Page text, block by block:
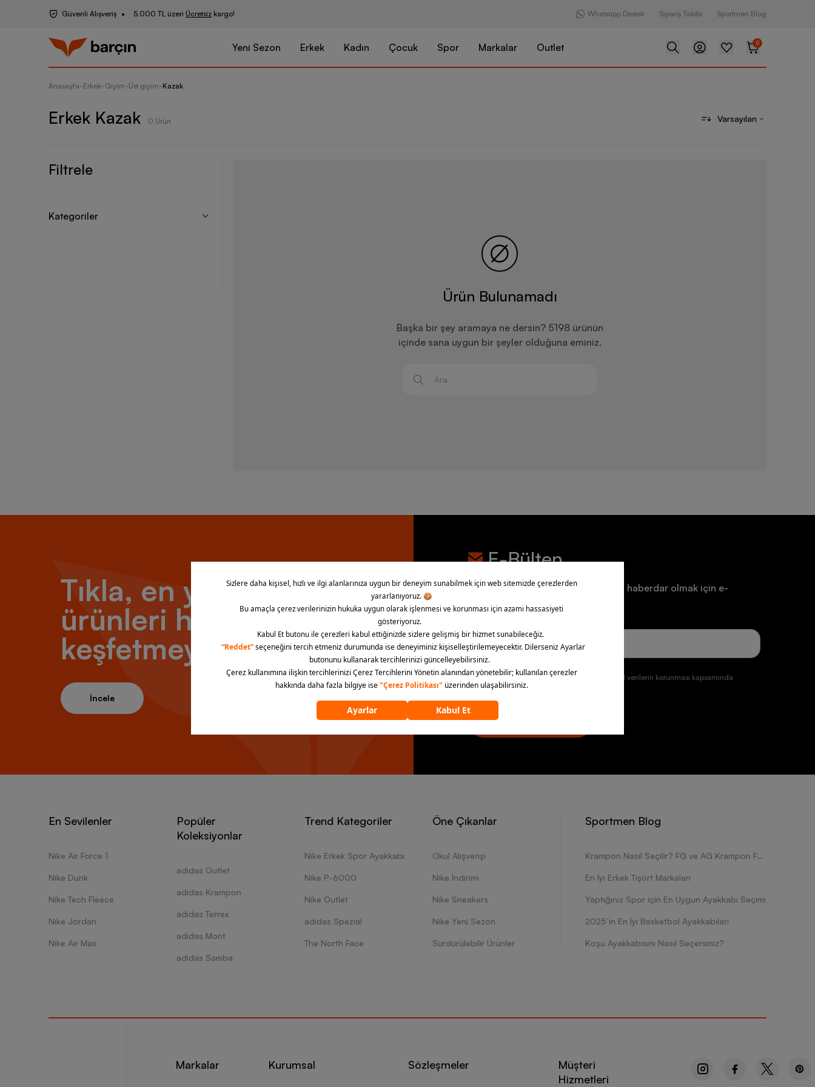
Güvenli Alışveriş 5.000 TL üzeri Ücretsiz kargo! Whatsapp Destek Sipariş Takibi Sportmen Blog
Yeni Sezon Erkek Kadın Çocuk Spor Markalar Outlet 0
Anasayfa-Erkek-Giyim-Üst giyim-Kazak
Erkek Kazak 0 Ürün Varsayılan
Filtrele
Kategoriler
Ürün Bulunamadı
Başka bir şey aramaya ne dersin? 5198 ürünün
içinde sana uygun bir şeyler olduğuna eminiz.
Ara
Tıkla, en yeni
ürünleri hemen
keşfetmeye başla!
İncele
E-Bülten
İndirim, kampanya ve duyurulardan haberdar olmak için e-
bültene abone olun.
“E-Bülten’e üye ol” düğmesine tıklayarak kişisel verilerin korunması kapsamında
aydınlatma metnini kabul etmiş olursunuz.
E-Bülten’e üye ol
En Sevilenler
Nike Air Force 1
Nike Dunk
Nike Tech Fleece
Nike Jordan
Nike Air Max
Popüler
Koleksiyonlar
adidas Outlet
adidas Krampon
adidas Terrex
adidas Mont
adidas Samba
Trend Kategoriler
Nike Erkek Spor Ayakkabı
Nike P-6000
Nike Outlet
adidas Spezial
The North Face
Öne Çıkanlar
Okul Alışverişi
Nike İndirimi
Nike Sneakers
Nike Yeni Sezon
Sürdürülebilir Ürünler
Sportmen Blog
Krampon Nasıl Seçilir? FG ve AG Krampon Farkları Nelerdir?
En İyi Erkek Tişört Markaları
Yaptığınız Spor için En Uygun Ayakkabı Seçimi
2025’in En İyi Basketbol Ayakkabıları
Koşu Ayakkabısını Nasıl Seçersiniz?
Markalar Kurumsal Sözleşmeler
Müşteri
Hizmetleri